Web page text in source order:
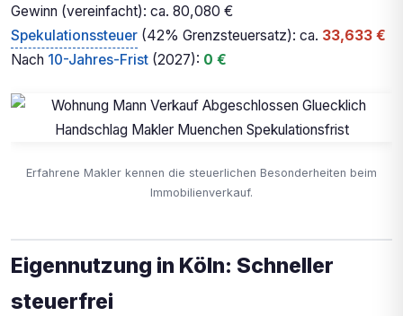
Gewinn (vereinfacht): ca. 80,080 €
Spekulationssteuer (42% Grenzsteuersatz): ca. 33,633 €
Nach 10-Jahres-Frist (2027): 0 €
Erfahrene Makler kennen die steuerlichen Besonderheiten beim
Immobilienverkauf.
Eigennutzung in Köln: Schneller
steuerfrei